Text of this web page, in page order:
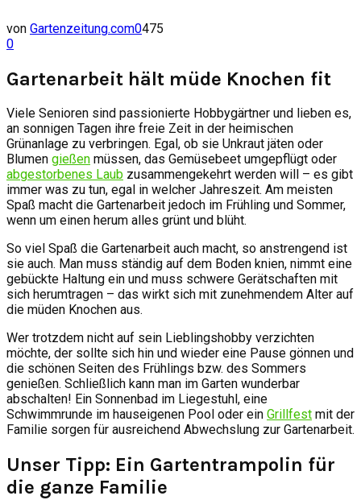
von Gartenzeitung.com0475
0
Gartenarbeit hält müde Knochen fit
Viele Senioren sind passionierte Hobbygärtner und lieben es,
an sonnigen Tagen ihre freie Zeit in der heimischen
Grünanlage zu verbringen. Egal, ob sie Unkraut jäten oder
Blumen gießen müssen, das Gemüsebeet umgepflügt oder
abgestorbenes Laub zusammengekehrt werden will – es gibt
immer was zu tun, egal in welcher Jahreszeit. Am meisten
Spaß macht die Gartenarbeit jedoch im Frühling und Sommer,
wenn um einen herum alles grünt und blüht.
So viel Spaß die Gartenarbeit auch macht, so anstrengend ist
sie auch. Man muss ständig auf dem Boden knien, nimmt eine
gebückte Haltung ein und muss schwere Gerätschaften mit
sich herumtragen – das wirkt sich mit zunehmendem Alter auf
die müden Knochen aus.
Wer trotzdem nicht auf sein Lieblingshobby verzichten
möchte, der sollte sich hin und wieder eine Pause gönnen und
die schönen Seiten des Frühlings bzw. des Sommers
genießen. Schließlich kann man im Garten wunderbar
abschalten! Ein Sonnenbad im Liegestuhl, eine
Schwimmrunde im hauseigenen Pool oder ein Grillfest mit der
Familie sorgen für ausreichend Abwechslung zur Gartenarbeit.
Unser Tipp: Ein Gartentrampolin für
die ganze Familie